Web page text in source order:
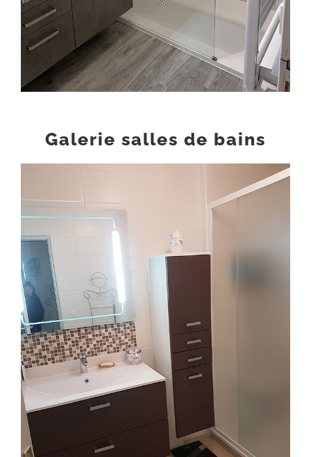
Galerie salles de bains